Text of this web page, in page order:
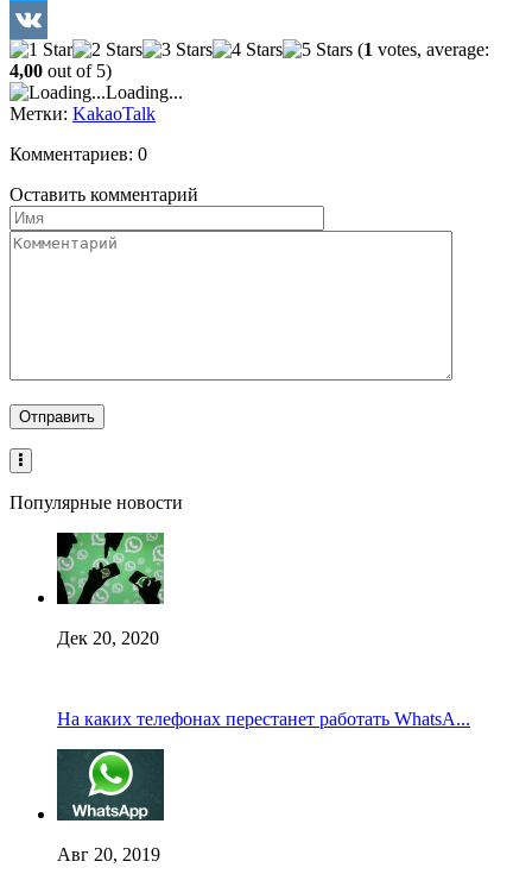
Twitter
VK
(1 votes, average:
4,00 out of 5)
Loading...
Метки: KakaoTalk
Комментариев: 0
Оставить комментарий
Популярные новости
Дек 20, 2020
На каких телефонах перестанет работать WhatsA...
Авг 20, 2019